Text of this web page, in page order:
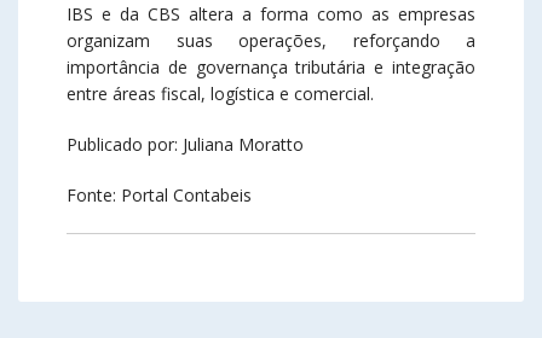
IBS e da CBS altera a forma como as empresas
organizam suas operações, reforçando a
importância de governança tributária e integração
entre áreas fiscal, logística e comercial.
Publicado por: Juliana Moratto
Fonte: Portal Contabeis